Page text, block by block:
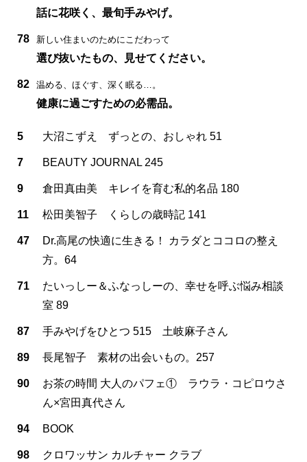
話に花咲く、最旬手みやげ。
78 新しい住まいのためにこだわって
選び抜いたもの、見せてください。
82 温める、ほぐす、深く眠る…。
健康に過ごすための必需品。
5 大沼こずえ ずっとの、おしゃれ 51
7 BEAUTY JOURNAL 245
9 倉田真由美 キレイを育む私的名品 180
11 松田美智子 くらしの歳時記 141
47
Dr.高尾の快適に生きる！ カラダとココロの整え
方。64
71
たいっしー＆ふなっしーの、幸せを呼ぶ悩み相談
室 89
87 手みやげをひとつ 515 土岐麻子さん
89 長尾智子 素材の出会いもの。257
90
お茶の時間 大人のパフェ① ラウラ・コピロウさ
ん×宮田真代さん
94 BOOK
98 クロワッサン カルチャー クラブ